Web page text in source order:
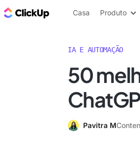
ClickUp Blogue
Casa Produto
IA E AUTOMAÇÃO
50
Pavitra M